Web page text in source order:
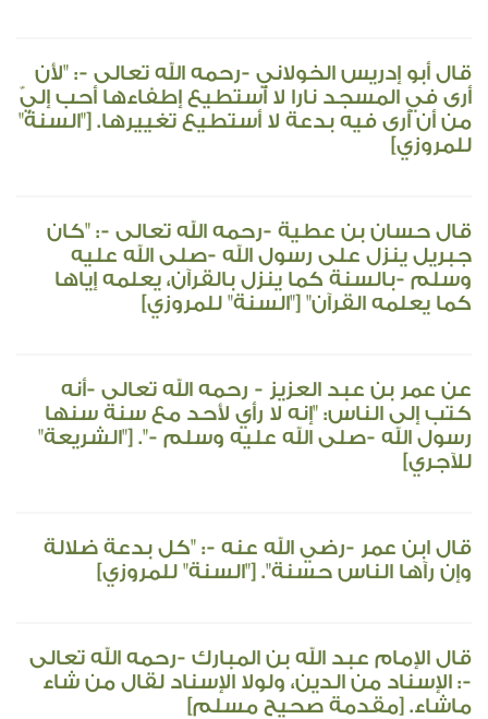
قال أبو إدريس الخولاني -رحمه الله تعالى -: "لأن
أرى في المسجد نارا لا أستطيع إطفاءها أحب إليّ
من أن أرى فيه بدعة لا أستطيع تغييرها. ["السنة"
للمروزي]
قال حسان بن عطية -رحمه الله تعالى -: "كان
جبريل ينزل على رسول الله -صلى الله عليه
وسلم -بالسنة كما ينزل بالقرآن، يعلمه إياها
كما يعلمه القرآن" ["السنة" للمروزي]
عن عمر بن عبد العزيز - رحمه الله تعالى -أنه
كتب إلى الناس: "إنه لا رأي لأحد مع سنة سنها
رسول الله -صلى الله عليه وسلم -". ["الشريعة"
للآجري]
قال ابن عمر -رضي الله عنه -: "كل بدعة ضلالة
وإن رآها الناس حسنة". ["السنة" للمروزي]
قال الإمام عبد الله بن المبارك -رحمه الله تعالى
-: الإسناد من الدين، ولولا الإسناد لقال من شاء
ماشاء. [مقدمة صحيح مسلم]